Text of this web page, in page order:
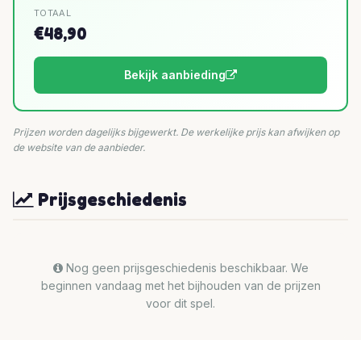
TOTAAL
€48,90
Bekijk aanbieding
Prijzen worden dagelijks bijgewerkt. De werkelijke prijs kan afwijken op
de website van de aanbieder.
Prijsgeschiedenis
Nog geen prijsgeschiedenis beschikbaar. We
beginnen vandaag met het bijhouden van de prijzen
voor dit spel.